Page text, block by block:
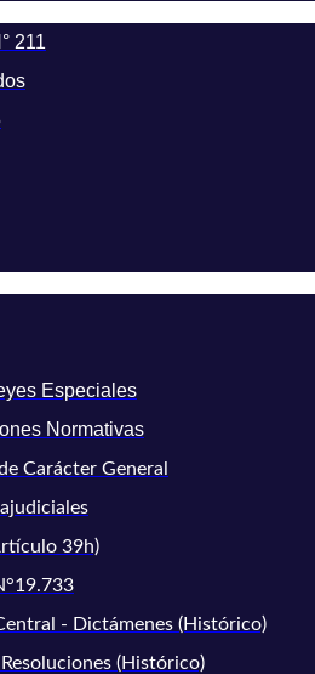
211
Especiales
Normativas
Carácter General
39h)
- Dictámenes (Histórico)
(Histórico)